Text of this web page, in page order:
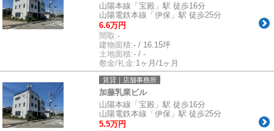
山陽本線「宝殿」駅 徒歩16分
山陽電鉄本線「伊保」駅 徒歩25分
6.6万円
間取:-
建物面積:- / 16.15坪
土地面積:- / -
敷金/礼金:1ヶ月/1ヶ月
賃貸｜店舗事務所
加藤乳業ビル
山陽本線「宝殿」駅 徒歩16分
山陽電鉄本線「伊保」駅 徒歩25分
5.5万円